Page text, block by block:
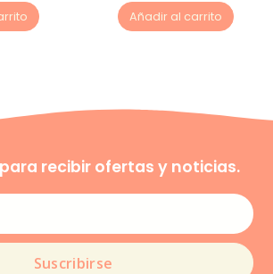
Añadir al carrito
recibir ofertas y noticias.
Suscribirse